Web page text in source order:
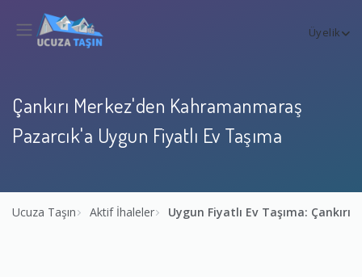
Üyelik
Çankırı Merkez'den Kahramanmaraş
Pazarcık'a Uygun Fiyatlı Ev Taşıma
Ucuza Taşın Aktif İhaleler Uygun Fiyatlı Ev Taşıma: